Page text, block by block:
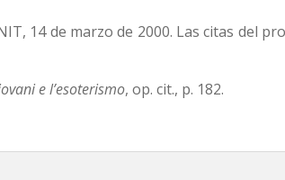
14 de marzo de 2000. Las citas del
e l’esoterismo, op. cit., p. 182.